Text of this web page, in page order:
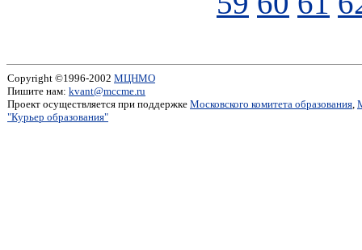
Copyright ©1996-2002 МЦНМО
Пишите нам: kvant@mccme.ru
Проект осуществляется при поддержке Московского комитета образования,
"Курьер образования"